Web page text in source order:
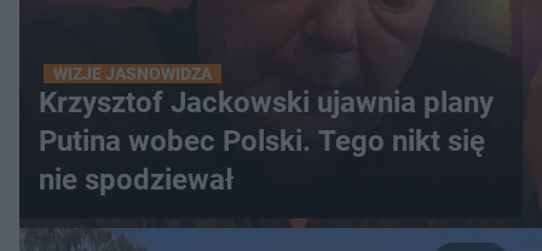
WIZJE JASNOWIDZA
Krzysztof Jackowski ujawnia plany
Putina wobec Polski. Tego nikt się
nie spodziewał